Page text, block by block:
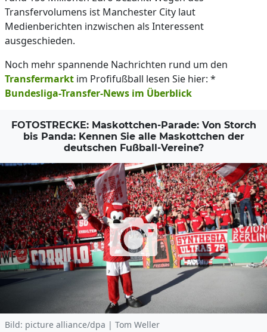
Transfervolumens ist Manchester City laut
Medienberichten inzwischen als Interessent
ausgeschieden.
Noch mehr spannende Nachrichten rund um den
Transfermarkt im Profifußball lesen Sie hier: *
Bundesliga-Transfer-News im Überblick
FOTOSTRECKE: Maskottchen-Parade: Von Storch
bis Panda: Kennen Sie alle Maskottchen der
deutschen Fußball-Vereine?
Bild: picture alliance/dpa | Tom Weller